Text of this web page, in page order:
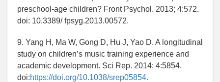
preschool-age children? Front Psychol. 2013; 4:572.
doi: 10.3389/ fpsyg.2013.00572.
9. Yang H, Ma W, Gong D, Hu J, Yao D. A longitudinal
study on children’s music training experience and
academic development. Sci Rep. 2014; 4:5854.
doi:https://doi.org/10.1038/srep05854.